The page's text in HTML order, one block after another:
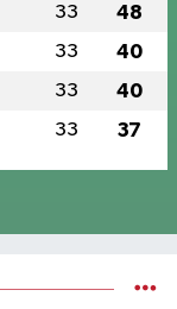
33 48
33 40
33 40
33 37